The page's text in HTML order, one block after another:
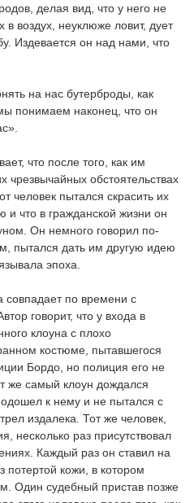
делая вид, что у него не
в воздух, неуклюже ловит, дует
Издевается он над нами, что
на нас бутерброды, как
понимаем наконец, что он
что после того, как им
чрезвычайных обстоятельствах
человек пытался скрасить их
и что в гражданской жизни он
Он немного говорил по-
пытался дать им другую идею
эпоха.
по времени с
говорит, что у входа в
клоуна с плохо
костюме, пытавшегося
Бордо, но полиция его не
же самый клоун дождался
к нему и не пытался с
издалека. Тот же человек,
несколько раз присутствовал
Каждый раз он ставил на
потертой кожи, в котором
Один судебный пристав позже